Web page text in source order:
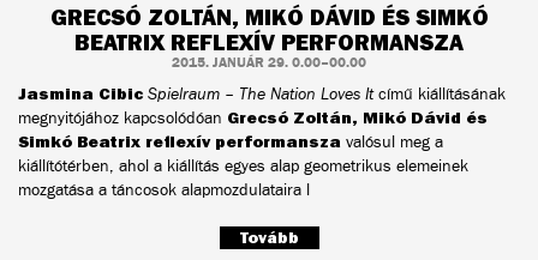
GRECSÓ ZOLTÁN, MIKÓ DÁVID ÉS SIMKÓ
BEATRIX REFLEXÍV PERFORMANSZA
2015. JANUÁR 29. 0.00–00.00
Jasmina Cibic Spielraum – The Nation Loves Itcímű kiállításának
megnyitójához kapcsolódóan Grecsó Zoltán, Mikó Dávid és
Simkó Beatrix reflexív performansza valósul meg a
kiállítótérben, ahol a kiállítás egyes alap geometrikus elemeinek
mozgatása a táncosok alapmozdulataira l
Tovább